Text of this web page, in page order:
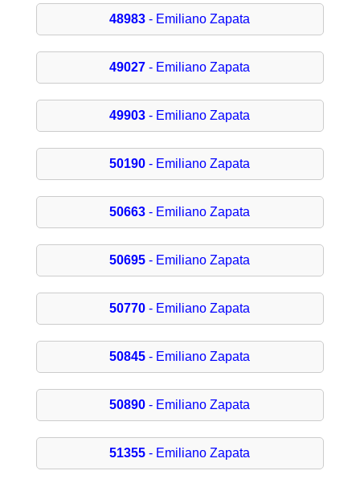
48983 - Emiliano Zapata
49027 - Emiliano Zapata
49903 - Emiliano Zapata
50190 - Emiliano Zapata
50663 - Emiliano Zapata
50695 - Emiliano Zapata
50770 - Emiliano Zapata
50845 - Emiliano Zapata
50890 - Emiliano Zapata
51355 - Emiliano Zapata